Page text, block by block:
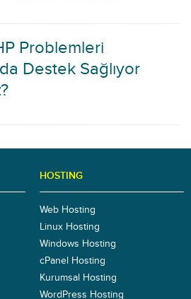
Problemleri
Destek Sağlıyor
HOSTING
Web Hosting
Linux Hosting
Windows Hosting
cPanel Hosting
Kurumsal Hosting
WordPress Hosting